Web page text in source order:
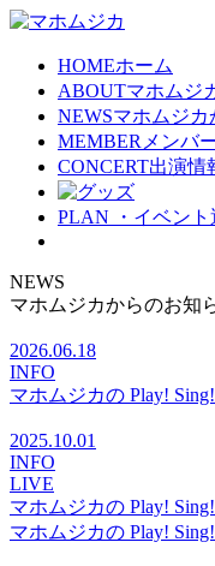
HOMEホーム
ABOUTマホムジ
NEWSマホムジカ
MEMBER メンバ
CONCERT出演情
PLAN ・イベン
NEWS
マホムジカからのお知
2026.06.18
INFO
マホムジカの Play!
2025.10.01
INFO
LIVE
マホムジカの Play!
マホムジカの Play!